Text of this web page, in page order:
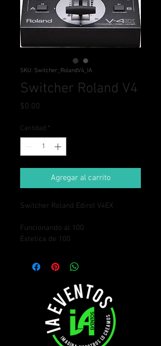
SKU: Switcher_RolandV4_IA
Switcher Roland V4
$0.00
Cantidad *
Agregar al carrito
Switcher Roland Edirol V4EX
Funcionando al 100
Estetica de 100